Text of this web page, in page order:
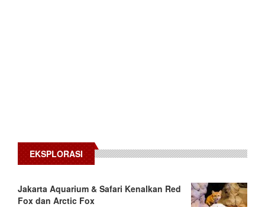
EKSPLORASI
Jakarta Aquarium & Safari Kenalkan Red
Fox dan Arctic Fox